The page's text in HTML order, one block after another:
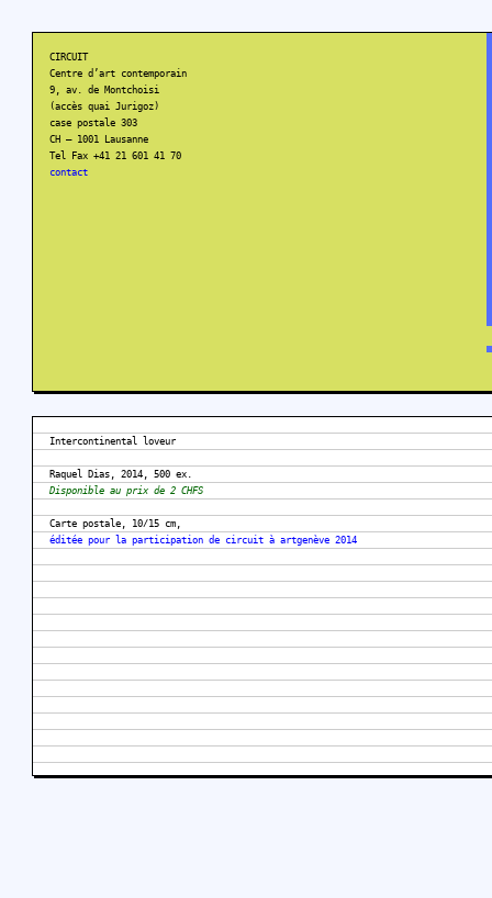
CIRCUIT
Centre d’art contemporain
9, av. de Montchoisi
(accès quai Jurigoz)
case postale 303
CH – 1001 Lausanne
Tel Fax +41 21 601 41 70
contact
Intercontinental loveur
Raquel Dias, 2014, 500 ex.
Disponible au prix de 2 CHFS
Carte postale, 10/15 cm,
éditée pour la participation de circuit à artgenève 2014